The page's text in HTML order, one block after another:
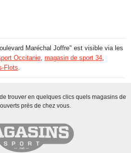
Maréchal Joffre" est visible via les
Occitanie magasin de sport 34
Flots
trouver en quelques clics quels magasins de
près de chez vous.